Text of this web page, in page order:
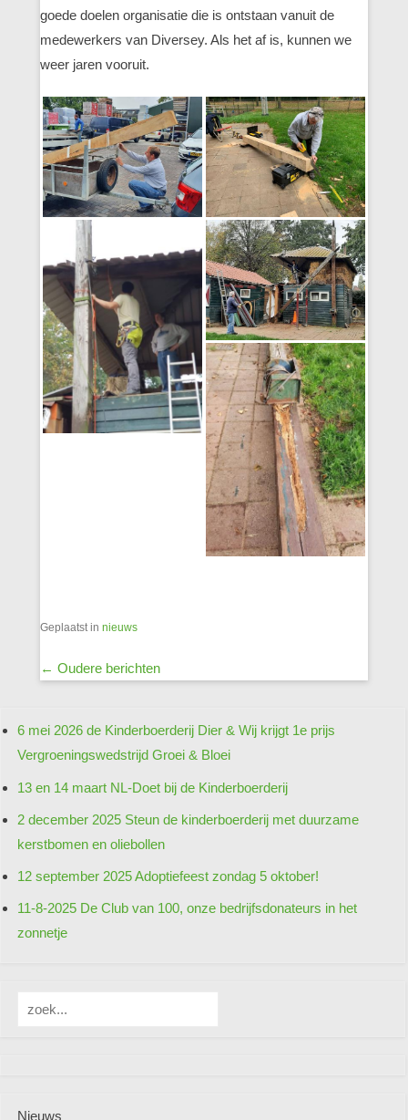
goede doelen organisatie die is ontstaan vanuit de
medewerkers van Diversey. Als het af is, kunnen we
weer jaren vooruit.
Geplaatst in nieuws
Berichtnavigatie
← Oudere berichten
6 mei 2026 de Kinderboerderij Dier & Wij krijgt 1e prijs
Vergroeningswedstrijd Groei & Bloei
13 en 14 maart NL-Doet bij de Kinderboerderij
2 december 2025 Steun de kinderboerderij met duurzame
kerstbomen en oliebollen
12 september 2025 Adoptiefeest zondag 5 oktober!
11-8-2025 De Club van 100, onze bedrijfsdonateurs in het
zonnetje
Zoeken
Nieuws